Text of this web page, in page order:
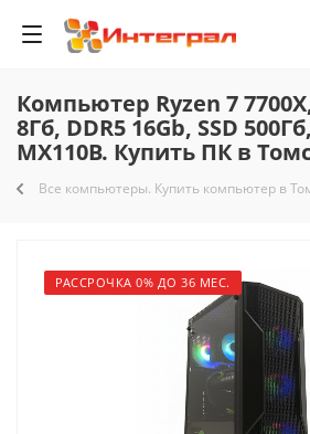
Компьютер Ryzen 7
8Гб, DDR5 16Gb, SSD
MX110B. Купить ПК в
Все компьютеры. Купить компьютер в
РАССРОЧКА 0% ДО 36 МЕС.